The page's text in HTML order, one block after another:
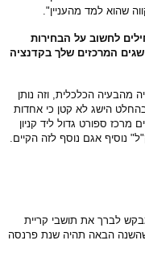
למד מהעניין".
לחשוב על הבחירות
המרכזים שלך בקדנציה
הכלכלית, וזה נותן
הישג לא קטן כי אחדות
ספורט גדול ליד קניון
אגם נוסף לזה הקיים.
לברך את תושבי קריית
הבאה תהיה שנת פרנסה